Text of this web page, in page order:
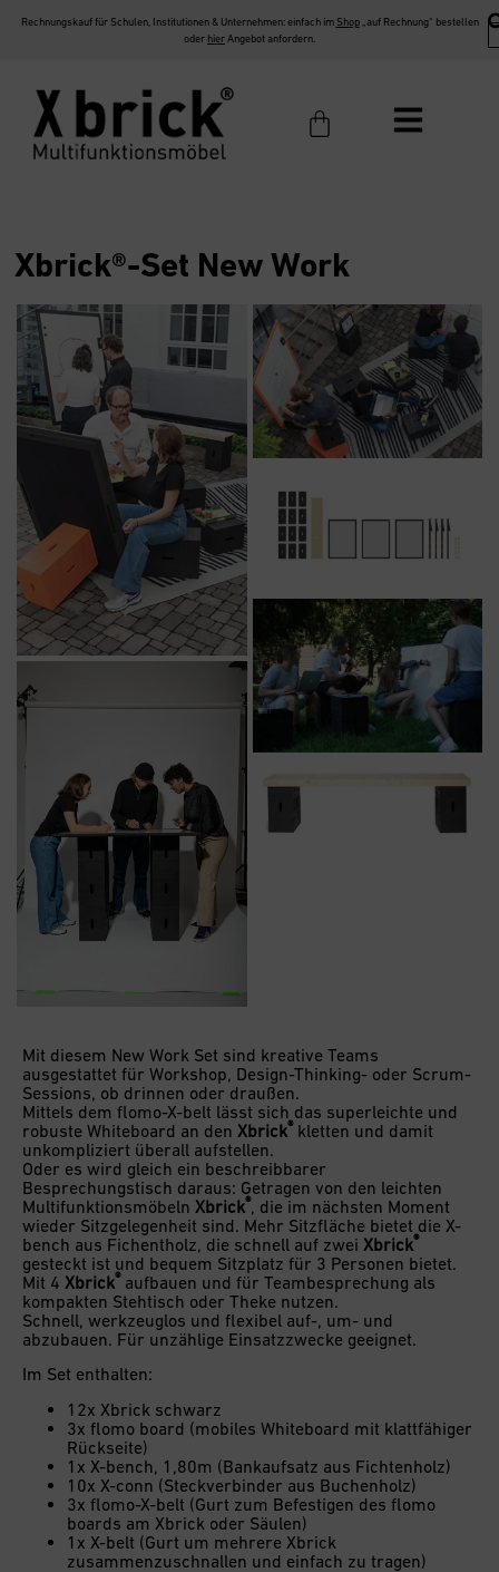
Rechnungskauf für Schulen, Institutionen & Unternehmen: einfach im Shop„auf Rechnung“ bestellen
oder hier Angebot anfordern.
Xbrick®-Set New Work
Mit diesem New Work Set sind kreative Teams
ausgestattet für Workshop, Design-Thinking- oder Scrum-
Sessions, ob drinnen oder draußen.
Mittels dem flomo-X-belt lässt sich das superleichte und
robuste Whiteboard an den Xbrick®kletten und damit
unkompliziert überall aufstellen.
Oder es wird gleich ein beschreibbarer
Besprechungstisch daraus: Getragen von den leichten
Multifunktionsmöbeln Xbrick®, die im nächsten Moment
wieder Sitzgelegenheit sind. Mehr Sitzfläche bietet die X-
bench aus Fichentholz, die schnell auf zwei Xbrick®
gesteckt ist und bequem Sitzplatz für 3 Personen bietet.
Mit 4 Xbrick®aufbauen und für Teambesprechung als
kompakten Stehtisch oder Theke nutzen.
Schnell, werkzeuglos und flexibel auf-, um- und
abzubauen. Für unzählige Einsatzzwecke geeignet.
Im Set enthalten:
12x Xbrick schwarz
3x flomo board (mobiles Whiteboard mit klattfähiger
Rückseite)
1x X-bench, 1,80m (Bankaufsatz aus Fichtenholz)
10x X-conn (Steckverbinder aus Buchenholz)
3x flomo-X-belt (Gurt zum Befestigen des flomo
boards am Xbrick oder Säulen)
1x X-belt (Gurt um mehrere Xbrick
zusammenzuschnallen und einfach zu tragen)